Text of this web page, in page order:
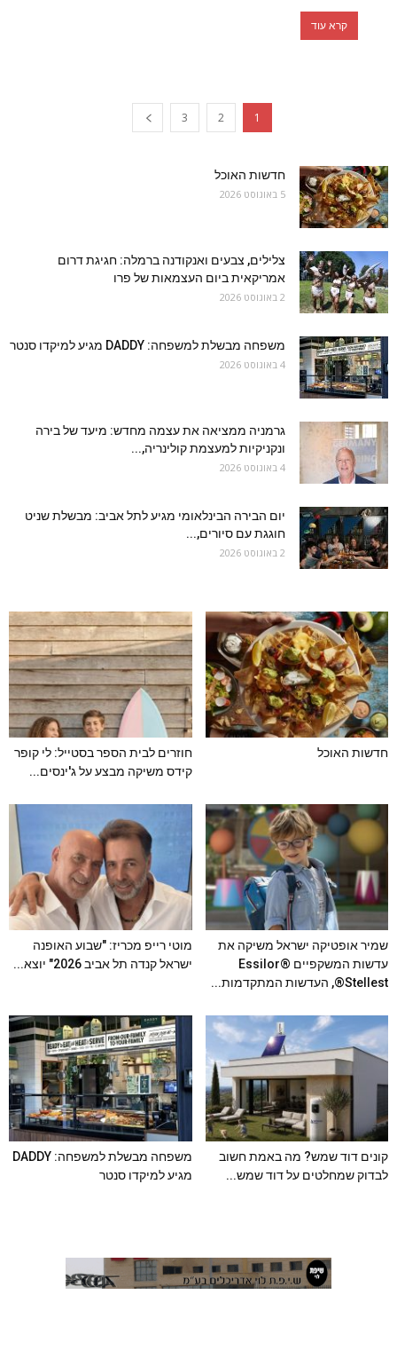
קרא עוד
1
2
3
חדשות האוכל
5 באוגוסט 2026
צלילים, צבעים ואנקודנה ברמלה: חגיגת דרום
אמריקאית ביום העצמאות של פרו
2 באוגוסט 2026
משפחה מבשלת למשפחה: DADDY מגיע למיקדו סנטר
4 באוגוסט 2026
גרמניה ממציאה את עצמה מחדש: מיעד של בירה
ונקניקיות למעצמת קולינריה,...
4 באוגוסט 2026
יום הבירה הבינלאומי מגיע לתל אביב: מבשלת שניט
חוגגת עם סיורים,...
2 באוגוסט 2026
חדשות האוכל
חוזרים לבית הספר בסטייל: לי קופר
קידס משיקה מבצע על ג'ינסים...
שמיר אופטיקה ישראל משיקה את
עדשות המשקפיים Essilor®
Stellest®, העדשות המתקדמות...
מוטי רייפ מכריז: "שבוע האופנה
ישראל קנדה תל אביב 2026" יוצא...
קונים דוד שמש? מה באמת חשוב
לבדוק שמחלטים על דוד שמש...
משפחה מבשלת למשפחה: DADDY
מגיע למיקדו סנטר